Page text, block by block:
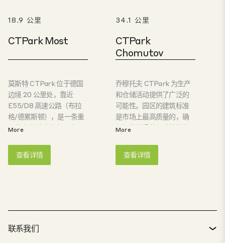
18.9 公里
CTPark Most
莫斯特 CTPark 位于德国
边境 20 公里处，靠近
E55/D8 高速公路（布拉
格/德累斯顿），是一条重
要的南北泛欧走廊，地理
有庞大的人口基数、悠久
的工业传统和高于平均水
More
查看详情
34.1 公里
CTPark
Chomutov
乔穆托夫 CTPark 为生产
和仓储活动提供了广泛的
可能性。园区的建筑标准
是市场上最高质量的，确
保提供获得英国建筑性能
展解决方案。园区位于乔
穆托夫市，在 E442 和 D7
More
查看详情
联系我们